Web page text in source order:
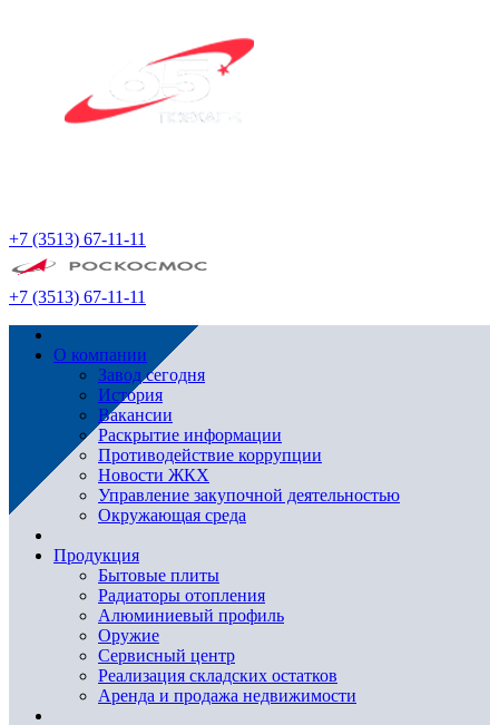
+7 (3513) 67-11-11
+7 (3513) 67-11-11
О компании
Завод сегодня
История
Вакансии
Раскрытие информации
Противодействие коррупции
Новости ЖКХ
Управление закупочной деятельностью
Окружающая среда
Продукция
Бытовые плиты
Радиаторы отопления
Алюминиевый профиль
Оружие
Сервисный центр
Реализация складских остатков
Аренда и продажа недвижимости